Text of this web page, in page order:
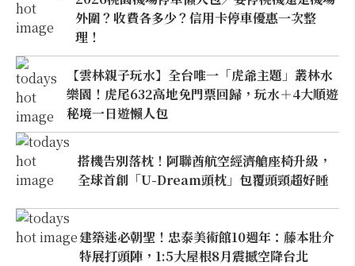
外圍？收費各多少？信用卡停車優惠一次整
理！
【雲林親子玩水】全台唯一「虎爺主題」叢林水
樂園！虎尾632高地免門票回歸，玩水＋4大順遊
秘境一日遊懶人包
搭機告別落枕！阿聯酋航空經濟艙座椅升級，
全球首創「U-Dream頭枕」包覆頭頸超好睡
建築迷必朝聖！忠泰美術館10週年：藤本壯介
特展打頭陣，1:5大屋根8月震撼空降台北